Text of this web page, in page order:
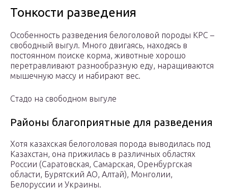
Тонкости разведения
Особенность разведения белоголовой породы КРС –
свободный выгул. Много двигаясь, находясь в
постоянном поиске корма, животные хорошо
перетравливают разнообразную еду, наращиваются
мышечную массу и набирают вес.
Стадо на свободном выгуле
Районы благоприятные для разведения
Хотя казахская белоголовая порода выводилась под
Казахстан, она прижилась в различных областях
России (Саратовская, Самарская, Оренбургская
области, Бурятский АО, Алтай), Монголии,
Белоруссии и Украины.